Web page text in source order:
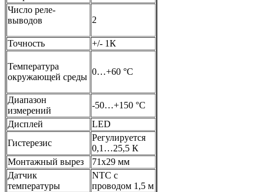
Число реле-
выводов
2
Точность +/- 1К
Температура
окружающей среды
0…+60 °С
Диапазон
измерений
-50…+150 °С
Дисплей
LED
Гистерезис
Регулируется
0,1…25,5 К
Монтажный вырез
71х29 мм
Датчик
температуры
NTC с
проводом 1,5 м